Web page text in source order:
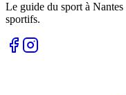
Le guide du sport à Nantes
sportifs.